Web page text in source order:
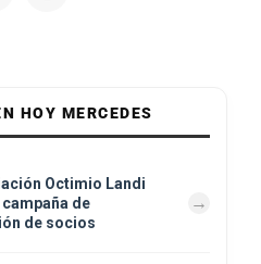
HOY MERCEDES
Octimio Landi
campaña de
de socios